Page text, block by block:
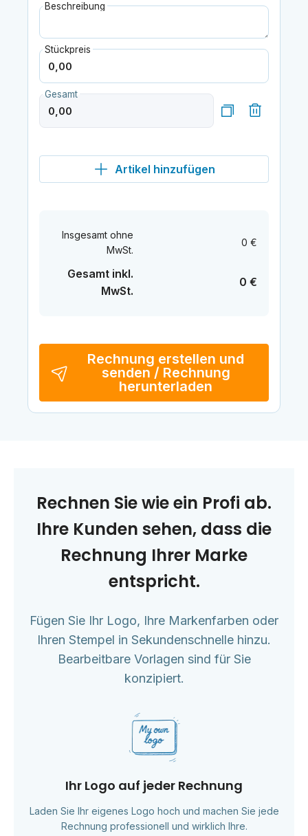
Beschreibung
Stückpreis
Gesamt
Artikel hinzufügen
Insgesamt ohne
MwSt.
0 €
Gesamt inkl.
MwSt.
0 €
Rechnung erstellen und
senden / Rechnung
herunterladen
Rechnen Sie wie ein Profi ab.
Ihre Kunden sehen, dass die
Rechnung Ihrer Marke
entspricht.
Fügen Sie Ihr Logo, Ihre Markenfarben oder
Ihren Stempel in Sekundenschnelle hinzu.
Bearbeitbare Vorlagen sind für Sie
konzipiert.
Ihr Logo auf jeder Rechnung
Laden Sie Ihr eigenes Logo hoch und machen Sie jede
Rechnung professionell und wirklich Ihre.